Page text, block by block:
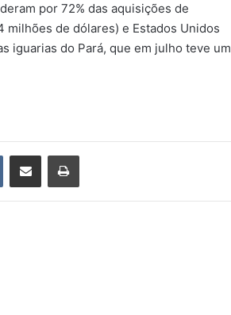
por 72% das aquisições de
milhões de dólares) e Estados Unidos
iguarias do Pará, que em julho teve um
VK Compartilhar via e-mail Imprimir